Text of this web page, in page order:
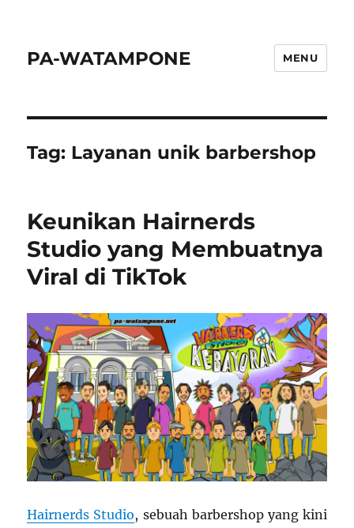
PA-WATAMPONE MENU
Tag: Layanan unik barbershop
Keunikan Hairnerds
Studio yang Membuatnya
Viral di TikTok
Hairnerds Studio, sebuah barbershop yang kini